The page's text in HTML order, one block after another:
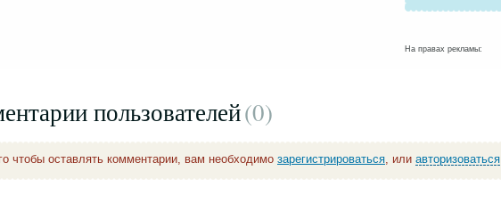
На правах рекламы:
пользователей(0)
чтобы оставлять комментарии, вам необходимо зарегистрироваться, или авторизоваться